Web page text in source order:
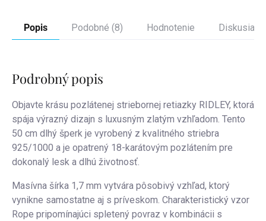
Popis Podobné (8) Hodnotenie Diskusia
Podrobný popis
Objavte krásu pozlátenej striebornej retiazky RIDLEY, ktorá
spája výrazný dizajn s luxusným zlatým vzhľadom. Tento
50 cm dlhý šperk je vyrobený z kvalitného striebra
925/1000 a je opatrený 18-karátovým pozlátením pre
dokonalý lesk a dlhú životnosť.
Masívna šírka 1,7 mm vytvára pôsobivý vzhľad, ktorý
vynikne samostatne aj s príveskom. Charakteristický vzor
Rope pripomínajúci spletený povraz v kombinácii s